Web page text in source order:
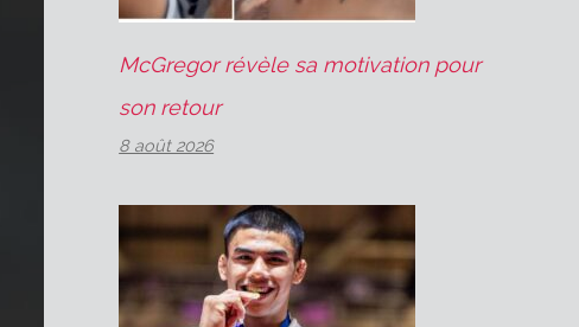
McGregor révèle sa motivation pour
son retour
8 août 2026